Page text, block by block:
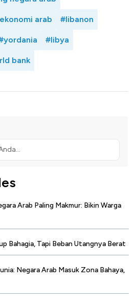
arab #libanon
#libya
bank
Arab Paling Makmur: Bikin Warga
Bahagia, Tapi Beban Utangnya Berat
Negara Arab Masuk Zona Bahaya,